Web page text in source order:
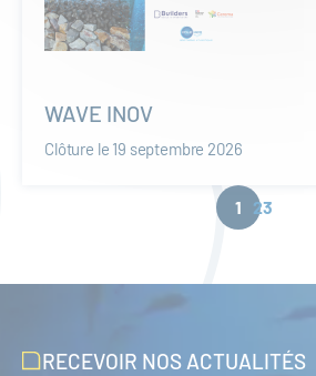
WAVE INOV
Clôture le 19 septembre 2026
Page
courante
1 Page
2Page
3
RECEVOIR NOS ACTUALITÉS